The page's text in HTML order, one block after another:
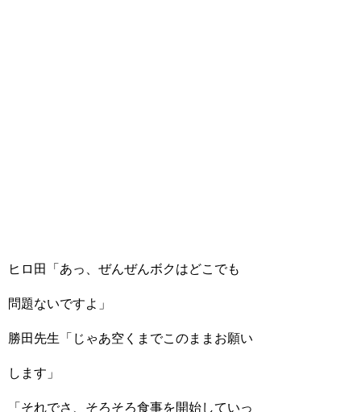
ヒロ田「あっ、ぜんぜんボクはどこでも
問題ないですよ」
勝田先生「じゃあ空くまでこのままお願い
します」
「それでさ、そろそろ食事を開始していっ